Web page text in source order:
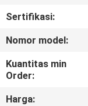
TENTANG
KAMI
TUR
PABRIK
Sertifikasi:
Nomor model:
Kuantitas min
Order:
Harga: